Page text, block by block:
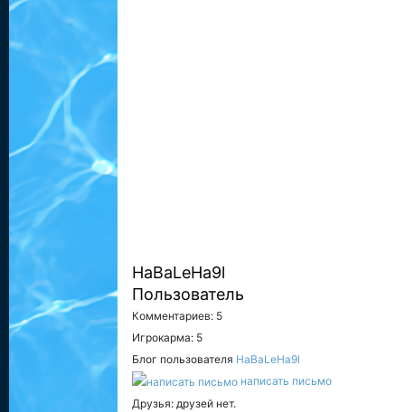
HaBaLeHa9l
Пользователь
Комментариев: 5
Игрокарма: 5
Блог пользователя HaBaLeHa9l
написать письмо
Друзья: друзей нет.